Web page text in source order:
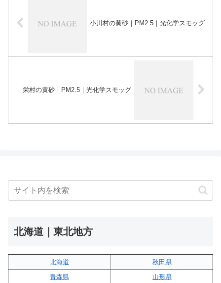
小川村の黄砂｜PM2.5｜光化学スモッグ
栄村の黄砂｜PM2.5｜光化学スモッグ
北海道｜東北地方
北海道
秋田県
青森県
山形県